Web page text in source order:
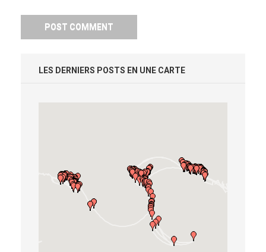
LES DERNIERS POSTS EN UNE CARTE